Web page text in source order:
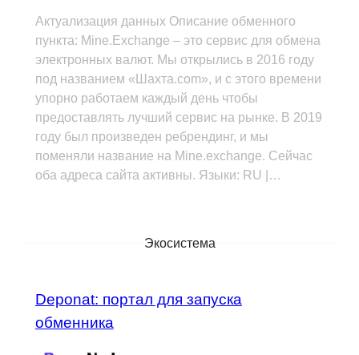
Актуализация данных Описание обменного
пункта: Mine.Exchange – это сервис для обмена
электронных валют. Мы открылись в 2016 году
под названием «Шахта.com», и с этого времени
упорно работаем каждый день чтобы
предоставлять лучший сервис на рынке. В 2019
году был произведен ребрендинг, и мы
поменяли название на Mine.exchange. Сейчас
оба адреса сайта активны. Языки: RU |…
Экосистема
Deponat: портал для запуска
обменника